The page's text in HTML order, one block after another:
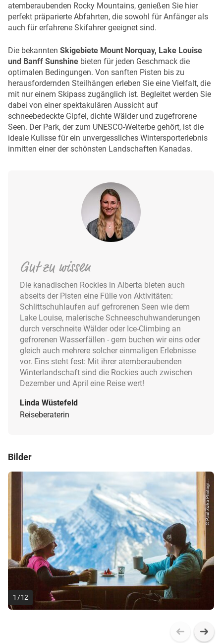
atemberaubenden Rocky Mountains, genießen Sie hier
perfekt präparierte Abfahrten, die sowohl für Anfänger als
auch für erfahrene Skifahrer geeignet sind.
Die bekannten Skigebiete Mount Norquay, Lake Louise
und Banff Sunshine bieten für jeden Geschmack die
optimalen Bedingungen. Von sanften Pisten bis zu
herausfordernden Steilhängen erleben Sie eine Vielfalt, die
mit nur einem Skipass zugänglich ist. Begleitet werden Sie
dabei von einer spektakulären Aussicht auf
schneebedeckte Gipfel, dichte Wälder und zugefrorene
Seen. Der Park, der zum UNESCO-Welterbe gehört, ist die
ideale Kulisse für ein unvergessliches Wintersporterlebnis
inmitten einer der schönsten Landschaften Kanadas.
Gut zu wissen
Die kanadischen Rockies in Alberta bieten auch
abseits der Pisten eine Fülle von Aktivitäten:
Schlittschuhlaufen auf gefrorenen Seen wie dem
Lake Louise, malerische Schneeschuhwanderungen
durch verschneite Wälder oder Ice-Climbing an
gefrorenen Wasserfällen - gern buchen wir eins oder
gleich auch mehrere solcher einmaligen Erlebnisse
vor. Eins steht fest: Mit ihrer atemberaubenden
Winterlandschaft sind die Rockies auch zwischen
Dezember und April eine Reise wert!
Linda Wüstefeld
Reiseberaterin
Bilder
© Paul Zizka Photogr...
1 /12